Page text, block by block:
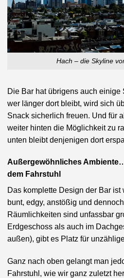
Hach – die Skyline
Die Bar hat übrigens auch einige
wer länger dort bleibt, wird sich
Snack sicherlich freuen. Und für
weiter hinten die Möglichkeit zu
unten bleibt denjenigen dort
Außergewöhnliches
dem Fahrstuhl
Das komplette Design der Bar
bunt, edgy, anstößig und
Räumlichkeiten sind unfassbar
Erdgeschoss als auch im
außen), gibt es Platz für
Ganz nach oben gelangt man
Fahrstuhl, wie wir ganz zuletzt